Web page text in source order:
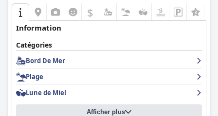
$
Information
Catégories
Bord De Mer
Plage
Lune de Miel
Afficher plus